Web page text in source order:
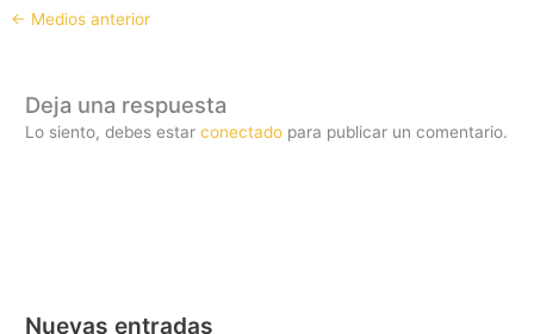
← Medios anterior
Deja una respuesta
Lo siento, debes estarconectado para publicar un comentario.
Nuevas entradas